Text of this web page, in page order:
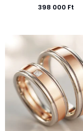
398 000 Ft